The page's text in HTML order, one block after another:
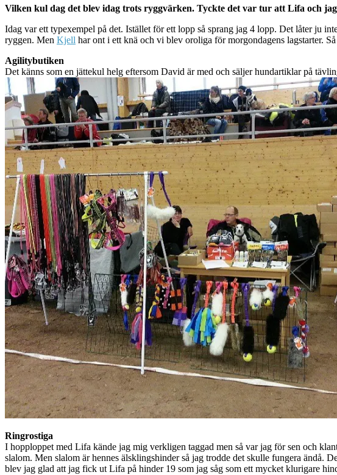
Vilken kul dag det blev idag trots ryggvärken. Tyckte det var tur att Lifa och
Idag var ett typexempel på det. Istället för ett lopp så sprang jag 4 lopp. Det låter ju
ryggen. Men Kjell har ont i ett knä och vi blev oroliga för morgondagens lagstarter.
Agilitybutiken
Det känns som en jättekul helg eftersom David är med och säljer hundartiklar på
Ringrostiga
I hopploppet med Lifa kände jag mig verkligen taggad men så var jag för sen och
slalom. Men slalom är hennes älsklingshinder så jag trodde det skulle fungera ändå.
blev jag glad att jag fick ut Lifa på hinder 19 som jag såg som ett mycket klurigare